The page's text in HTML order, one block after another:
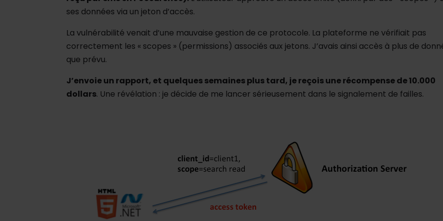
ses données via un jeton d’accès.
La vulnérabilité venait d’une mauvaise gestion de ce protocole. La plateforme ne vérifiait pas
correctement les « scopes » (permissions) associés aux jetons. J’avais ainsi accès à plus de
que prévu.
J’envoie un rapport, et quelques semaines plus tard, je reçois une récompense de 10.000
dollars. Une révélation : je décide de me lancer sérieusement dans le signalement de failles.